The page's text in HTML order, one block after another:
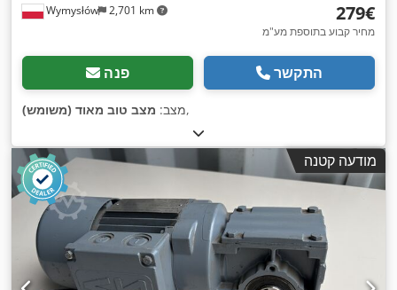
Wymysłów 2,701 km ‏279 ‏€
מחיר קבוע בתוספת מע"מ
פנה התקשר
מצב: מצב טוב מאוד (משומש) ,
מודעה קטנה